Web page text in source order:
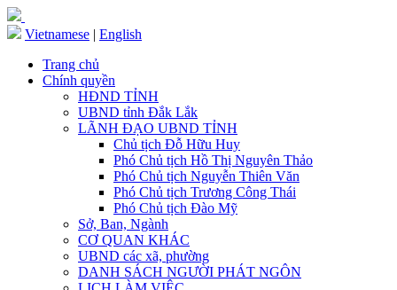
Vietnamese | English
Trang chủ
Chính quyền
HĐND TỈNH
UBND tỉnh Đắk Lắk
LÃNH ĐẠO UBND TỈNH
Chủ tịch Đỗ Hữu Huy
Phó Chủ tịch Hồ Thị Nguyên Thảo
Phó Chủ tịch Nguyễn Thiên Văn
Phó Chủ tịch Trương Công Thái
Phó Chủ tịch Đào Mỹ
Sở, Ban, Ngành
CƠ QUAN KHÁC
UBND các xã, phường
DANH SÁCH NGƯỜI PHÁT NGÔN